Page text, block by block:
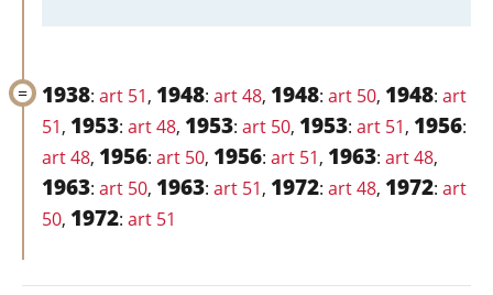
1938: art 51, 1948: art 48, 1948: art 50, 1948: art
51, 1953: art 48, 1953: art 50, 1953: art 51, 1956:
art 48, 1956: art 50, 1956: art 51, 1963: art 48,
1963: art 50, 1963: art 51, 1972: art 48, 1972: art
50, 1972: art 51